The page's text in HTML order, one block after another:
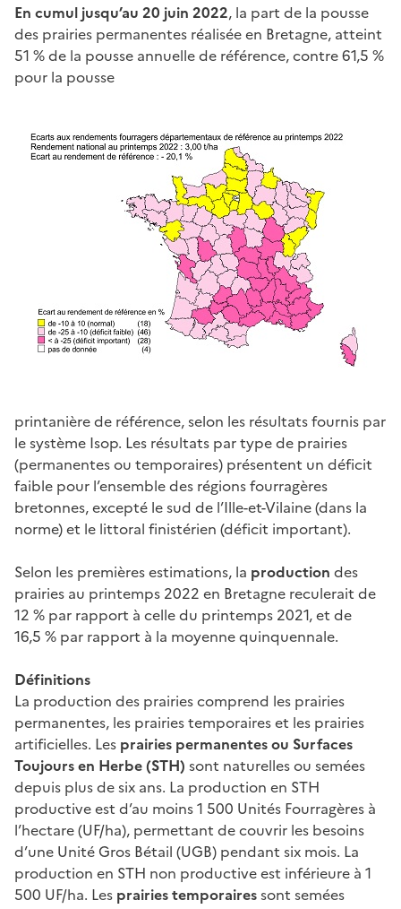
En cumul jusqu’au 20 juin 2022, la part de la pousse
des prairies permanentes réalisée en Bretagne, atteint
51 % de la pousse annuelle de référence, contre 61,5 %
pour la pousse
printanière de référence, selon les résultats fournis par
le système Isop. Les résultats par type de prairies
(permanentes ou temporaires) présentent un déficit
faible pour l’ensemble des régions fourragères
bretonnes, excepté le sud de l’Ille-et-Vilaine (dans la
norme) et le littoral finistérien (déficit important).
Selon les premières estimations, la production des
prairies au printemps 2022 en Bretagne reculerait de
12 % par rapport à celle du printemps 2021, et de
16,5 % par rapport à la moyenne quinquennale.
Définitions
La production des prairies comprend les prairies
permanentes, les prairies temporaires et les prairies
artificielles. Les prairies permanentes ou Surfaces
Toujours en Herbe (STH) sont naturelles ou semées
depuis plus de six ans. La production en STH
productive est d’au moins 1 500 Unités Fourragères à
l’hectare (UF/ha), permettant de couvrir les besoins
d’une Unité Gros Bétail (UGB) pendant six mois. La
production en STH non productive est inférieure à 1
500 UF/ha. Les prairies temporairessont semées